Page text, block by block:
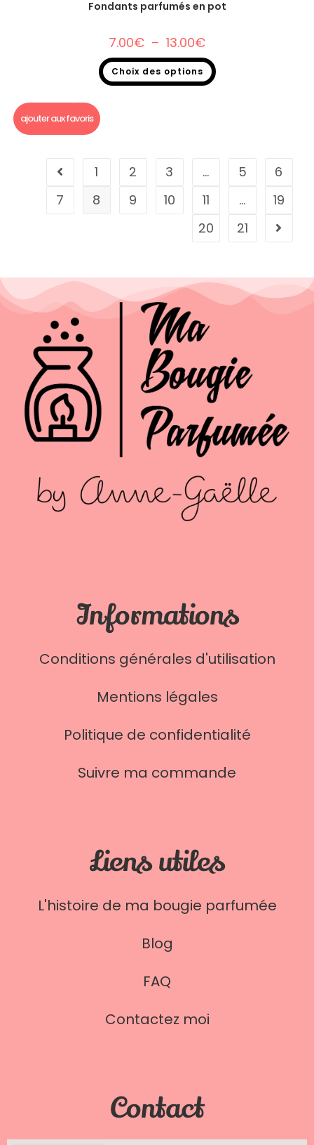
Fondants parfumés en pot
7.00€ – 13.00€
Choix des options
ajouter aux favoris
1 2 3 … 5
6
7
8 9 10 11 …
19
20
21
Informations
Conditions générales d'utilisation
Mentions légales
Politique de confidentialité
Suivre ma commande
Liens utiles
L'histoire de ma bougie parfumée
Blog
FAQ
Contactez moi
Contact